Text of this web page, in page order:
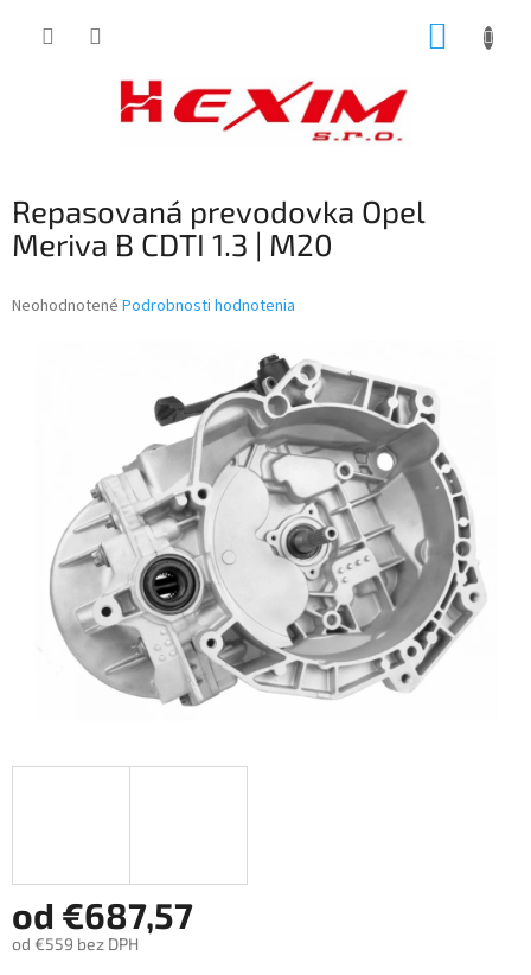
Repasovaná prevodovka Opel
Meriva B CDTI 1.3 | M20
Priemerné
Neohodnotené Podrobnosti hodnotenia
od €687,57
od €559 bez DPH